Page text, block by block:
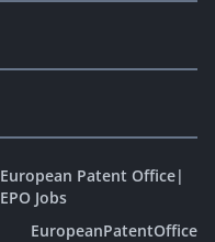
European Patent Office|
EPO Jobs
EuropeanPatentOffice